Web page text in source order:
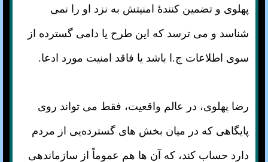
پهلوی و تضمین کنندهٔ امنیتش به نزد او را نمی
شناسد و می ترسد که این طرح یا دامی گسترده از
سوی اطلاعات ج.ا باشد یا فاقد امنیت مورد ادعا.
رضا پهلوی، در عالم واقعیت، فقط می تواند روی
پایگاهی که در میان بخش های گسترده‌یی از مردم
دارد حساب کند، که آن ها هم عموماً از سازماندهی